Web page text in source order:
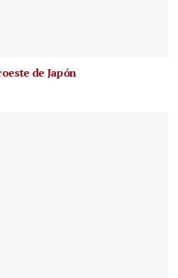
de Japón